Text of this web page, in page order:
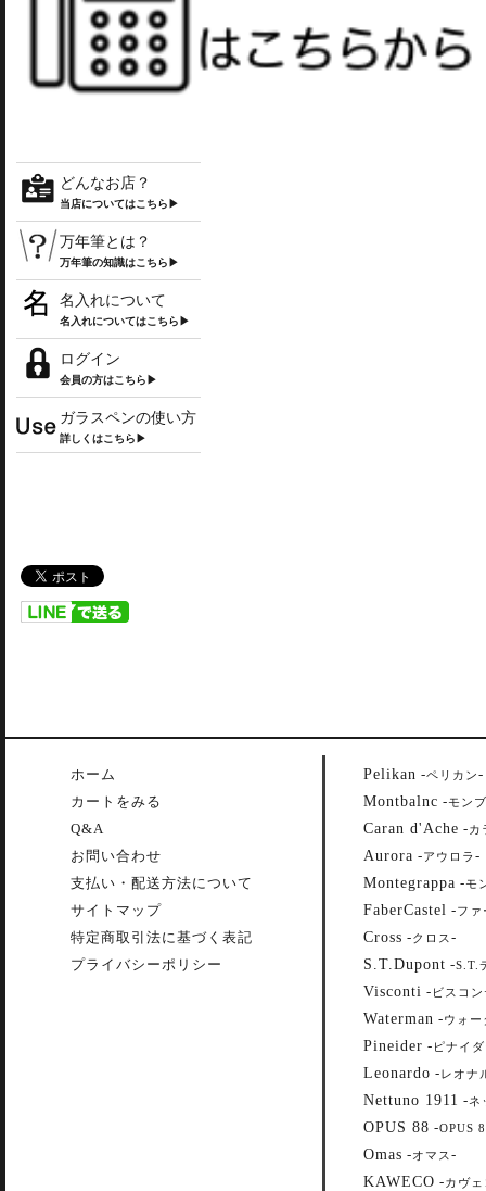
どんなお店？
当店についてはこちら▶
万年筆とは？
万年筆の知識はこちら▶
名入れについて
名入れについてはこちら▶
ログイン
会員の方はこちら▶
ガラスペンの使い方
詳しくはこちら▶
ホーム
カートをみる
Q&A
お問い合わせ
支払い・配送方法について
サイトマップ
特定商取引法に基づく表記
プライバシーポリシー
Pelikan -ペリカン-
Montbalnc -モン
Caran d'Ache -カ
Aurora -アウロラ -
Montegrappa -モ
FaberCastel -ファ
Cross -クロス -
S.T.Dupont -S.T.
Visconti - ビスコ
Waterman -ウォー
Pineider - ピナイ
Leonardo -レオナ
Nettuno 1911 -ネ
OPUS 88 -OPUS
Omas -オマス -
KAWECO -カヴェ